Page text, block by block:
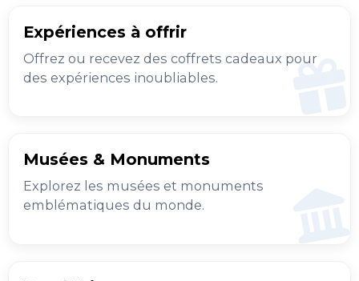
Expériences à offrir
Offrez ou recevez des coffrets cadeaux pour
des expériences inoubliables.
Musées & Monuments
Explorez les musées et monuments
emblématiques du monde.